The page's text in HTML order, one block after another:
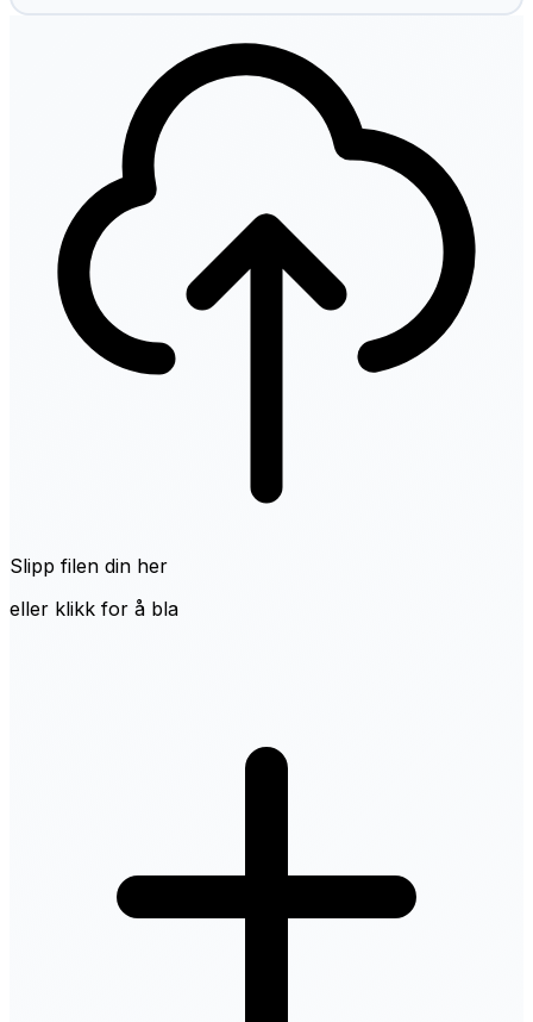
Slipp filen din her
eller klikk for å bla